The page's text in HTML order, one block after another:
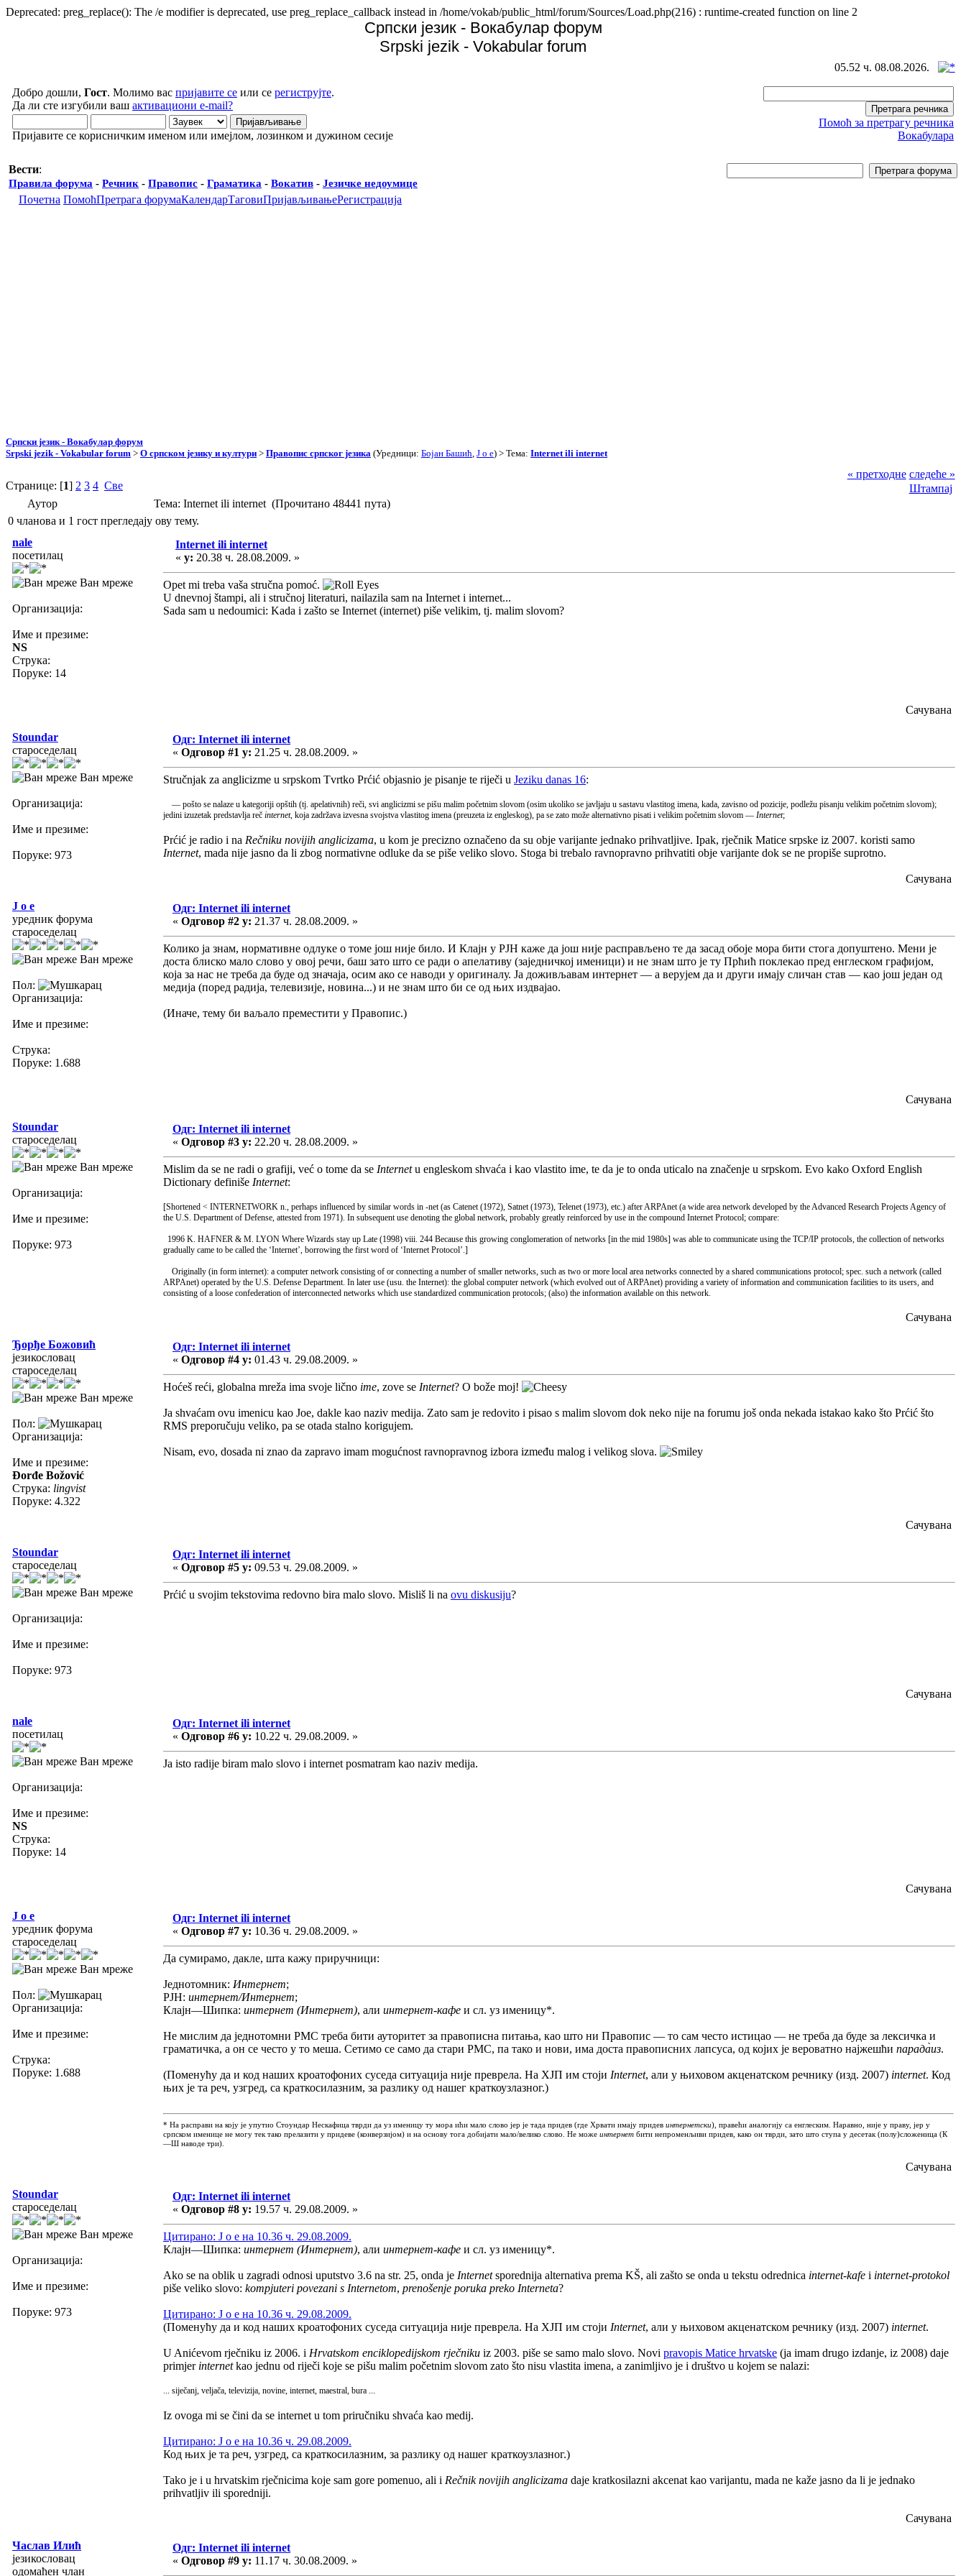
Deprecated: preg_replace(): The /e modifier is deprecated, use preg_replace_callback instead in /home/vokab/public_html/forum/Sources/Load.php(216) : runtime-created function on line 2
Српски језик - Вокабулар форум
Srpski jezik - Vokabular forum
05.52 ч. 08.08.2026.
Добро дошли, Гост. Молимо вас пријавите се или се региструјте.
Да ли сте изгубили ваш активациони e-mail?
Пријавите се корисничким именом или имејлом, лозинком и дужином сесије
Помоћ за претрагу речника
Вокабулара
Вести:
Правила форума - Речник - Правопис - Граматика - Вокатив - Језичке недоумице
Почетна ПомоћПретрага форумаКалендарТаговиПријављивањеРегистрација
Српски језик - Вокабулар форум
Srpski jezik - Vokabular forum > О српском језику и култури > Правопис српског језика (Уредници: Бојан Башић J o e) > Тема: Internet ili internet
Странице: [1] 2 3 4 Све
« претходне следеће »
Штампај
Аутор
Тема: Internet ili internet (Прочитано 48441 пута)
0 чланова и 1 гост прегледају ову тему.
nale
посетилац
Ван мреже
Организација:
Име и презиме:
NS
Струка:
Поруке: 14
Internet ili internet
« у: 20.38 ч. 28.08.2009. »
Opet mi treba vaša stručna pomoć.
U dnevnoj štampi, ali i stručnoj literaturi, nailazila sam na Internet i internet...
Sada sam u nedoumici: Kada i zašto se Internet (internet) piše velikim, tj. malim slovom?
Сачувана
Stoundar
староседелац
Ван мреже
Организација:
Име и презиме:
Поруке: 973
Одг: Internet ili internet
« Одговор #1 у: 21.25 ч. 28.08.2009. »
Stručnjak za anglicizme u srpskom Tvrtko Prćić objasnio je pisanje te riječi u Jeziku danas 16:
— pošto se nalaze u kategoriji opštih (tj. apelativnih) reči, svi anglicizmi se pišu malim početnim slovom (osim ukoliko se javljaju u sastavu vlastitog imena, kada, zavisno od pozicije, podležu pisanju velikim početnim slovom);
jedini izuzetak predstavlja reč internet, koja zadržava izvesna svojstva vlastitog imena (preuzeta iz engleskog), pa se zato može alternativno pisati i velikim početnim slovom — Internet;
Prćić je radio i na Rečniku novijih anglicizama, u kom je precizno označeno da su obje varijante jednako prihvatljive. Ipak, rječnik Matice srpske iz 2007. koristi samo
Internet, mada nije jasno da li zbog normativne odluke da se piše veliko slovo. Stoga bi trebalo ravnopravno prihvatiti obje varijante dok se ne propiše suprotno.
Сачувана
J o e
уредник форума
староседелац
Ван мреже
Пол:
Организација:
Име и презиме:
Струка:
Поруке: 1.688
Одг: Internet ili internet
« Одговор #2 у: 21.37 ч. 28.08.2009. »
Колико ја знам, нормативне одлуке о томе још није било. И Клајн у РЈН каже да још није расправљено те да засад обоје мора бити стога допуштено. Мени је
доста блиско мало слово у овој речи, баш зато што се ради о апелативу (заједничкој именици) и не знам што је ту Прћић поклекао пред енглеском графијом,
која за нас не треба да буде од значаја, осим ако се наводи у оригиналу. Ја доживљавам интернет — а верујем да и други имају сличан став — као још један од
медија (поред радија, телевизије, новина...) и не знам што би се од њих издвајао.
(Иначе, тему би ваљало преместити у Правопис.)
Сачувана
Stoundar
староседелац
Ван мреже
Организација:
Име и презиме:
Поруке: 973
Одг: Internet ili internet
« Одговор #3 у: 22.20 ч. 28.08.2009. »
Mislim da se ne radi o grafiji, već o tome da se Internetu engleskom shvaća i kao vlastito ime, te da je to onda uticalo na značenje u srpskom. Evo kako Oxford English
Dictionary definiše Internet:
[Shortened < INTERNETWORK n., perhaps influenced by similar words in -net (as Catenet (1972), Satnet (1973), Telenet (1973), etc.) after ARPAnet (a wide area network developed by the Advanced Research Projects Agency of
the U.S. Department of Defense, attested from 1971). In subsequent use denoting the global network, probably greatly reinforced by use in the compound Internet Protocol; compare:
1996 K. HAFNER & M. LYON Where Wizards stay up Late (1998) viii. 244 Because this growing conglomeration of networks [in the mid 1980s] was able to communicate using the TCP/IP protocols, the collection of networks
gradually came to be called the ‘Internet’, borrowing the first word of ‘Internet Protocol’.]
Originally (in form internet): a computer network consisting of or connecting a number of smaller networks, such as two or more local area networks connected by a shared communications protocol; spec. such a network (called
ARPAnet) operated by the U.S. Defense Department. In later use (usu. the Internet): the global computer network (which evolved out of ARPAnet) providing a variety of information and communication facilities to its users, and
consisting of a loose confederation of interconnected networks which use standardized communication protocols; (also) the information available on this network.
Сачувана
Ђорђе Божовић
језикословац
староседелац
Ван мреже
Пол:
Организација:
Име и презиме:
Đorđe Božović
Струка: lingvist
Поруке: 4.322
Одг: Internet ili internet
« Одговор #4 у: 01.43 ч. 29.08.2009. »
Hoćeš reći, globalna mreža ima svoje lično ime, zove se Internet? O bože moj!
Ja shvaćam ovu imenicu kao Joe, dakle kao naziv medija. Zato sam je redovito i pisao s malim slovom dok neko nije na forumu još onda nekada istakao kako što Prćić što
RMS preporučuju veliko, pa se otada stalno korigujem.
Nisam, evo, dosada ni znao da zapravo imam mogućnost ravnopravnog izbora između malog i velikog slova.
Сачувана
Stoundar
староседелац
Ван мреже
Организација:
Име и презиме:
Поруке: 973
Одг: Internet ili internet
« Одговор #5 у: 09.53 ч. 29.08.2009. »
Prćić u svojim tekstovima redovno bira malo slovo. Misliš li na ovu diskusiju?
Сачувана
nale
посетилац
Ван мреже
Организација:
Име и презиме:
NS
Струка:
Поруке: 14
Одг: Internet ili internet
« Одговор #6 у: 10.22 ч. 29.08.2009. »
Ja isto radije biram malo slovo i internet posmatram kao naziv medija.
Сачувана
J o e
уредник форума
староседелац
Ван мреже
Пол:
Организација:
Име и презиме:
Струка:
Поруке: 1.688
Одг: Internet ili internet
« Одговор #7 у: 10.36 ч. 29.08.2009. »
Да сумирамо, дакле, шта кажу приручници:
Једнотомник: Интернет;
РЈН: интернет/Интернет;
Клајн—Шипка: интернет (Интернет), али интернет-кафе и сл. уз именицу*.
Не мислим да једнотомни РМС треба бити ауторитет за правописна питања, као што ни Правопис — то сам често истицао — не треба да буде за лексичка и
граматичка, а он се често у то меша. Сетимо се само да стари РМС, па тако и нови, има доста правописних лапсуса, од којих је вероватно најжешћи парада̀из.
(Поменућу да и код наших кроатофоних суседа ситуација није преврела. На ХЈП им стоји Internet, али у њиховом акценатском речнику (изд. 2007) internet. Код
њих је та реч, узгред, са краткосилазним, за разлику од нашег краткоузлазног.)
* На расправи на коју је упутио Стоундар Нескафица тврди да уз именицу ту мора ићи мало слово јер је тада придев (где Хрвати имају придев интернетски), правећи аналогију са енглеским. Наравно, није у праву, јер у
српском именице не могу тек тако прелазити у придеве (конверзијом) и на основу тога добијати мало/велико слово. Не може интернет бити непроменљиви придев, како он тврди, зато што ступа у десетак (полу)сложеница (К
—Ш наводе три).
Сачувана
Stoundar
староседелац
Ван мреже
Организација:
Име и презиме:
Поруке: 973
Одг: Internet ili internet
« Одговор #8 у: 19.57 ч. 29.08.2009. »
Цитирано: J o e на 10.36 ч. 29.08.2009.
Клајн—Шипка: интернет (Интернет), али интернет-кафе и сл. уз именицу*.
Ako se na oblik u zagradi odnosi uputstvo 3.6 na str. 25, onda je Internetsporednija alternativa prema KŠ, ali zašto se onda u tekstu odrednica internet-kafe i internet-protokol
piše veliko slovo: kompjuteri povezani s Internetom, prenošenje poruka preko Interneta?
Цитирано: J o e на 10.36 ч. 29.08.2009.
(Поменућу да и код наших кроатофоних суседа ситуација није преврела. На ХЈП им стоји Internet, али у њиховом акценатском речнику (изд. 2007) internet.
U Anićevom rječniku iz 2006. i Hrvatskom enciklopedijskom rječniku iz 2003. piše se samo malo slovo. Novi pravopis Matice hrvatske (ja imam drugo izdanje, iz 2008) daje
primjer internetkao jednu od riječi koje se pišu malim početnim slovom zato što nisu vlastita imena, a zanimljivo je i društvo u kojem se nalazi:
... siječanj, veljača, televizija, novine, internet, maestral, bura ...
Iz ovoga mi se čini da se internet u tom priručniku shvaća kao medij.
Цитирано: J o e на 10.36 ч. 29.08.2009.
Код њих је та реч, узгред, са краткосилазним, за разлику од нашег краткоузлазног.)
Tako je i u hrvatskim rječnicima koje sam gore pomenuo, ali i Rečnik novijih anglicizama daje kratkosilazni akcenat kao varijantu, mada ne kaže jasno da li je jednako
prihvatljiv ili sporedniji.
Сачувана
Часлав Илић
језикословац
одомаћен члан
Одг: Internet ili internet
« Одговор #9 у: 11.17 ч. 30.08.2009. »